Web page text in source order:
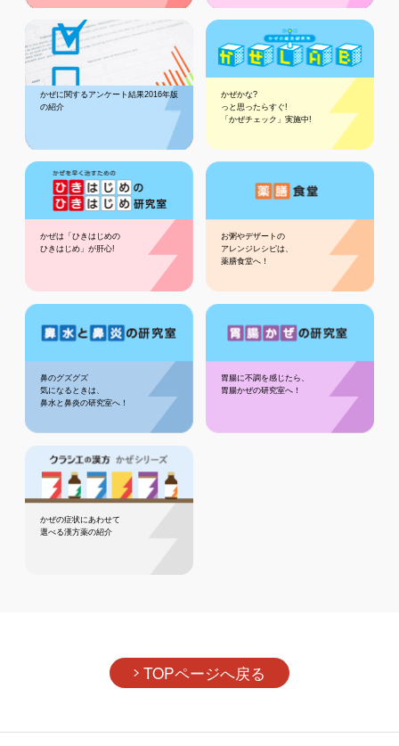
かぜに関するアンケート結果2016年版
の紹介
かぜかな?
っと思ったらすぐ!
「かぜチェック」実施中!
かぜは「ひきはじめの
ひきはじめ」が肝心!
お粥やデザートの
アレンジレシピは、
薬膳食堂へ！
鼻のグズグズ
気になるときは、
鼻水と鼻炎の研究室へ！
胃腸に不調を感じたら、
胃腸かぜの研究室へ！
かぜの症状にあわせて
選べる漢方薬の紹介
TOPページへ戻る